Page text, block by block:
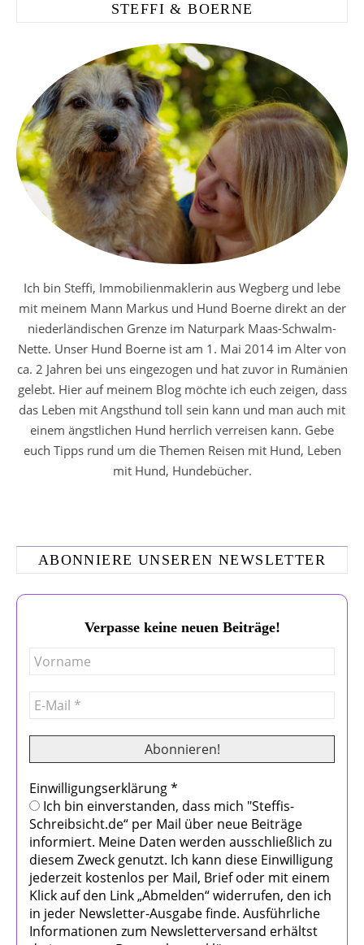
STEFFI & BOERNE
Ich bin Steffi, Immobilienmaklerin aus Wegberg und lebe
mit meinem Mann Markus und Hund Boerne direkt an der
niederländischen Grenze im Naturpark Maas-Schwalm-
Nette. Unser Hund Boerne ist am 1. Mai 2014 im Alter von
ca. 2 Jahren bei uns eingezogen und hat zuvor in Rumänien
gelebt. Hier auf meinem Blog möchte ich euch zeigen, dass
das Leben mit Angsthund toll sein kann und man auch mit
einem ängstlichen Hund herrlich verreisen kann. Gebe
euch Tipps rund um die Themen Reisen mit Hund, Leben
mit Hund, Hundebücher.
ABONNIERE UNSEREN NEWSLETTER
Verpasse keine neuen Beiträge!
Einwilligungserklärung*
Ich bin einverstanden, dass mich "Steffis-
Schreibsicht.de“ per Mail über neue Beiträge
informiert. Meine Daten werden ausschließlich zu
diesem Zweck genutzt. Ich kann diese Einwilligung
jederzeit kostenlos per Mail, Brief oder mit einem
Klick auf den Link „Abmelden“ widerrufen, den ich
in jeder Newsletter-Ausgabe finde. Ausführliche
Informationen zum Newsletterversand erhältst